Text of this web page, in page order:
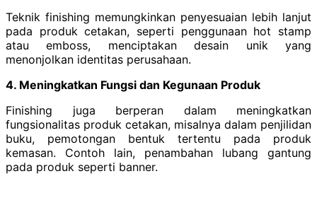
Teknik finishing memungkinkan penyesuaian lebih lanjut
pada produk cetakan, seperti penggunaan hot stamp
atau emboss, menciptakan desain unik yang
menonjolkan identitas perusahaan.
4. Meningkatkan Fungsi dan Kegunaan Produk
Finishing juga berperan dalam meningkatkan
fungsionalitas produk cetakan, misalnya dalam penjilidan
buku, pemotongan bentuk tertentu pada produk
kemasan. Contoh lain, penambahan lubang gantung
pada produk seperti banner.